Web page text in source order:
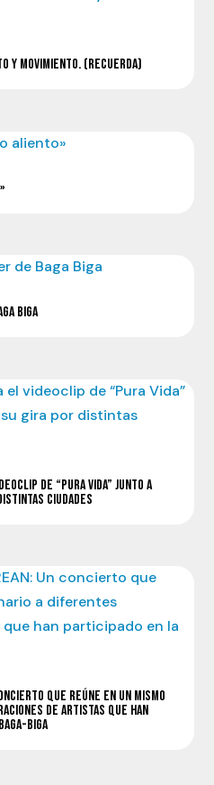
Y MOVIMIENTO. (RECUERDA)
BIGA
DE “PURA VIDA” JUNTO A
CIUDADES
QUE REÚNE EN UN MISMO
DE ARTISTAS QUE HAN
BIGA